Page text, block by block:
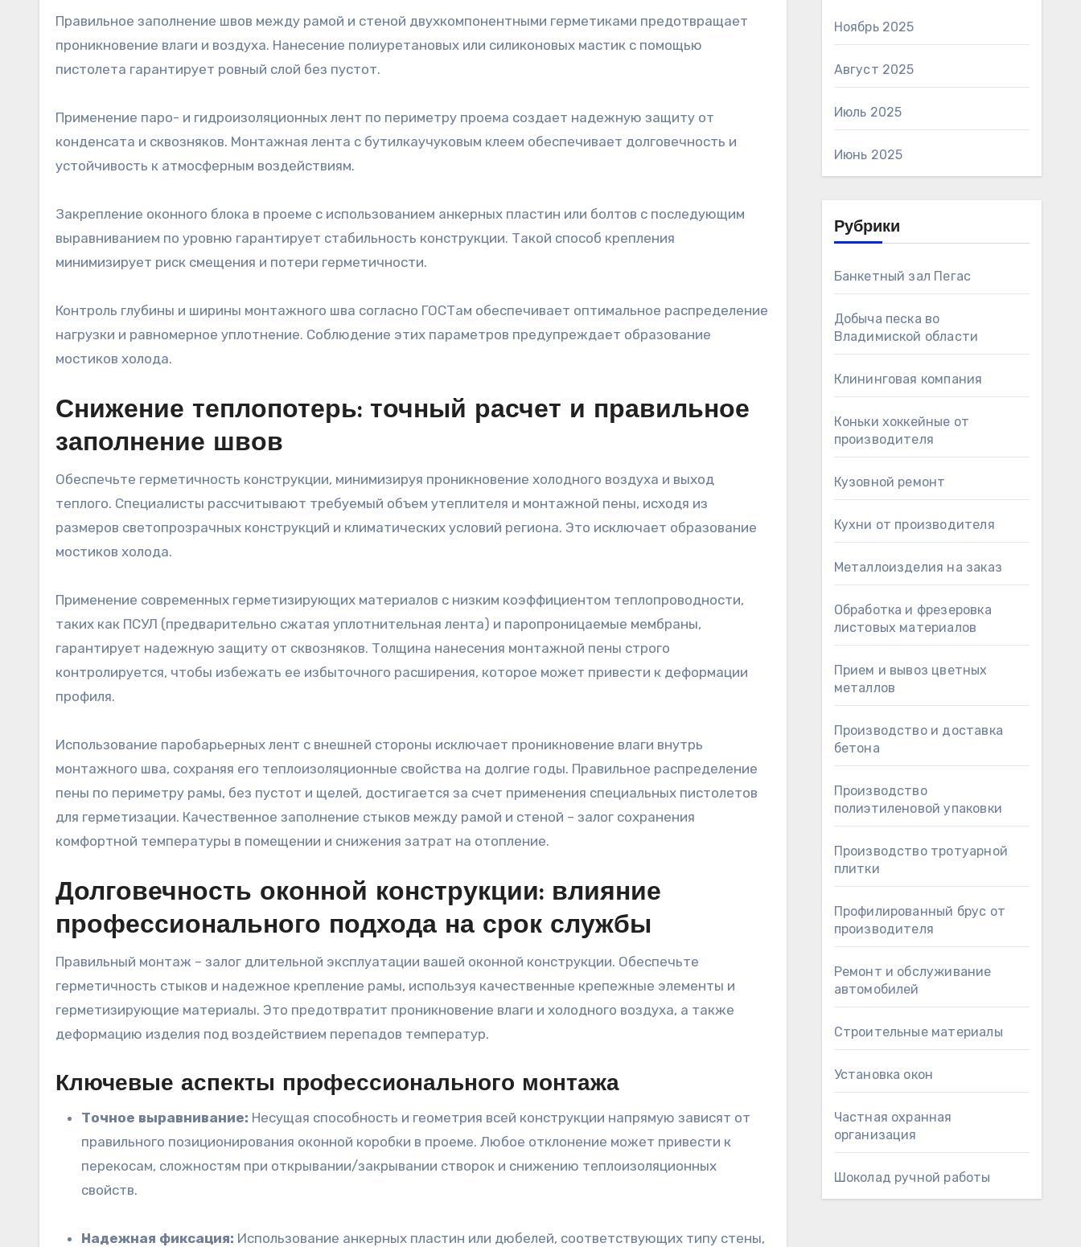
Правильное заполнение швов между рамой и стеной двухкомпонентными герметиками предотвращает
проникновение влаги и воздуха. Нанесение полиуретановых или силиконовых мастик с помощью
пистолета гарантирует ровный слой без пустот.
Применение паро- и гидроизоляционных лент по периметру проема создает надежную защиту от
конденсата и сквозняков. Монтажная лента с бутилкаучуковым клеем обеспечивает долговечность и
устойчивость к атмосферным воздействиям.
Закрепление оконного блока в проеме с использованием анкерных пластин или болтов с последующим
выравниванием по уровню гарантирует стабильность конструкции. Такой способ крепления
минимизирует риск смещения и потери герметичности.
Контроль глубины и ширины монтажного шва согласно ГОСТам обеспечивает оптимальное распределение
нагрузки и равномерное уплотнение. Соблюдение этих параметров предупреждает образование
мостиков холода.
Снижение теплопотерь: точный расчет и правильное
заполнение швов
Обеспечьте герметичность конструкции, минимизируя проникновение холодного воздуха и выход
теплого. Специалисты рассчитывают требуемый объем утеплителя и монтажной пены, исходя из
размеров светопрозрачных конструкций и климатических условий региона. Это исключает образование
мостиков холода.
Применение современных герметизирующих материалов с низким коэффициентом теплопроводности,
таких как ПСУЛ (предварительно сжатая уплотнительная лента) и паропроницаемые мембраны,
гарантирует надежную защиту от сквозняков. Толщина нанесения монтажной пены строго
контролируется, чтобы избежать ее избыточного расширения, которое может привести к деформации
профиля.
Использование паробарьерных лент с внешней стороны исключает проникновение влаги внутрь
монтажного шва, сохраняя его теплоизоляционные свойства на долгие годы. Правильное распределение
пены по периметру рамы, без пустот и щелей, достигается за счет применения специальных пистолетов
для герметизации. Качественное заполнение стыков между рамой и стеной – залог сохранения
комфортной температуры в помещении и снижения затрат на отопление.
Долговечность оконной конструкции: влияние
профессионального подхода на срок службы
Правильный монтаж – залог длительной эксплуатации вашей оконной конструкции. Обеспечьте
герметичность стыков и надежное крепление рамы, используя качественные крепежные элементы и
герметизирующие материалы. Это предотвратит проникновение влаги и холодного воздуха, а также
деформацию изделия под воздействием перепадов температур.
Ключевые аспекты профессионального монтажа
Точное выравнивание: Несущая способность и геометрия всей конструкции напрямую зависят от
правильного позиционирования оконной коробки в проеме. Любое отклонение может привести к
перекосам, сложностям при открывании/закрывании створок и снижению теплоизоляционных
свойств.
Надежная фиксация: Использование анкерных пластин или дюбелей, соответствующих типу стены,
Ноябрь 2025
Август 2025
Июль 2025
Июнь 2025
Рубрики
Банкетный зал Пегас
Добыча песка во
Владимиской области
Клининговая компания
Коньки хоккейные от
производителя
Кузовной ремонт
Кухни от производителя
Металлоизделия на заказ
Обработка и фрезеровка
листовых материалов
Прием и вывоз цветных
металлов
Производство и доставка
бетона
Производство
полиэтиленовой упаковки
Производство тротуарной
плитки
Профилированный брус от
производителя
Ремонт и обслуживание
автомобилей
Строительные материалы
Установка окон
Частная охранная
организация
Шоколад ручной работы